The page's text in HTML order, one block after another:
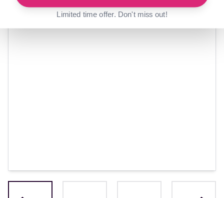
Limited time offer. Don't miss out!